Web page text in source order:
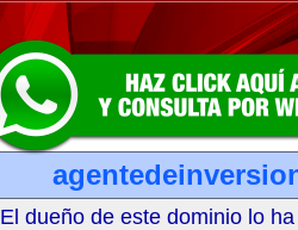
El dueño de este dominio lo